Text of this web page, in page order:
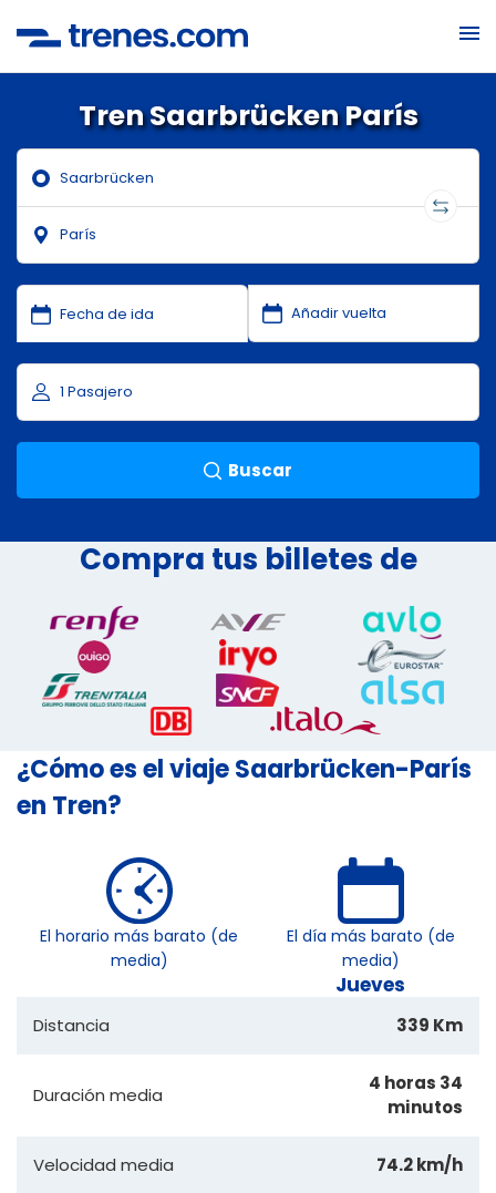
Tren Saarbrücken París
Buscar
Compra tus billetes de
¿Cómo es el viaje Saarbrücken-París
en Tren?
El horario más barato (de
media)
El día más barato (de
media)
Jueves
Distancia 339 Km
Duración media
4 horas 34
minutos
Velocidad media 74.2 km/h